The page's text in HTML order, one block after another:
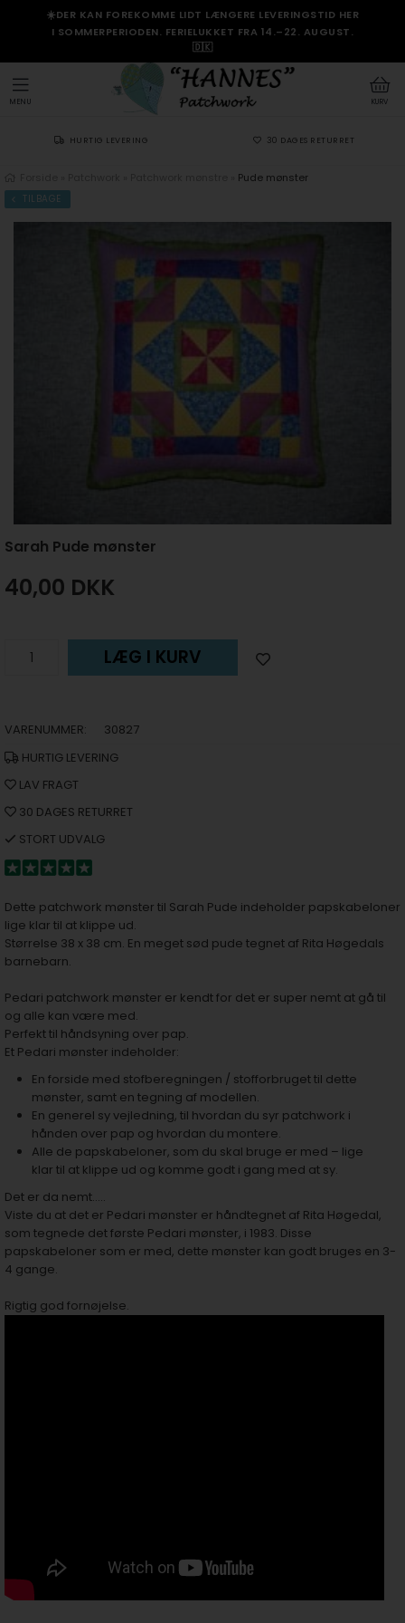
☀️DER KAN FOREKOMME LIDT LÆNGERE LEVERINGSTID HER
I SOMMERPERIODEN. FERIELUKKET FRA 14.–22. AUGUST.
🇩🇰
KURV
MENU
HURTIG LEVERING 30 DAGES RETURRET
Pude mønster
TILBAGE
Sarah Pude mønster
40,00 DKK
LÆG I KURV
VARENUMMER:
30827
HURTIG LEVERING
LAV FRAGT
30 DAGES RETURRET
STORT UDVALG
Dette patchwork mønster til Sarah Pude indeholder papskabeloner
lige klar til at klippe ud.
Størrelse 38 x 38 cm. En meget sød pude tegnet af Rita Høgedals
barnebarn.
​​​​​​​​​​​​​​Pedari patchwork mønster er kendt for det er super nemt at gå til
og alle kan være med.
Perfekt til håndsyning over pap.
Et Pedari mønster indeholder:
En forside med stofberegningen / stofforbruget til dette
mønster, samt en tegning af modellen.
En generel sy vejledning, til hvordan du syr patchwork i
hånden over pap og hvordan du montere.
Alle de papskabeloner, som du skal bruge er med – lige
klar til at klippe ud og komme godt i gang med at sy.
Det er da nemt…..
Viste du at det er Pedari mønster er håndtegnet af Rita Høgedal,
som tegnede det første Pedari mønster, i 1983. Disse
papskabeloner som er med, dette mønster kan godt bruges en 3-
4 gange.
Rigtig god fornøjelse.